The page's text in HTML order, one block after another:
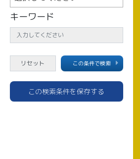
キーワード
この条件で検索
この検索条件を保存する